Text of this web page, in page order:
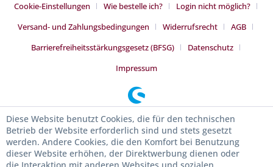
Cookie-Einstellungen Wie bestelle ich?
Login nicht möglich?
Versand- und Zahlungsbedingungen
Widerrufsrecht
AGB
Barrierefreiheitsstärkungsgesetz (BFSG)
Datenschutz
Impressum
Diese Website benutzt Cookies, die für den technischen
Betrieb der Website erforderlich sind und stets gesetzt
werden. Andere Cookies, die den Komfort bei Benutzung
dieser Website erhöhen, der Direktwerbung dienen oder